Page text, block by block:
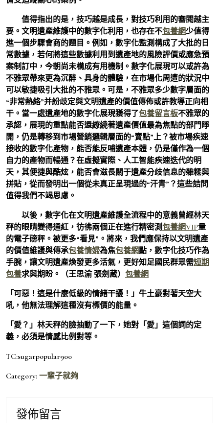
值得指出的是，技巧越是成長，對技巧利用的審閱越主
要。文明遺產維護中的數字化利用，也存在不包養網少值得
進一個步驟會商的題目。例如，數字化監測構成了大批的日
常數據，若何將這些數據利用到遺產地的風險評價或應急預
案制訂中，今朝尚未構成有用機制。數字化展現可以或許為
不雅眾帶來更為沉醉、具身的體驗，在市場化周遭的狀況中
可以敏捷吸引大批的不雅眾。可是，不雅眾多少數字層面的
“非常熱絡”并紛歧定與文明遺產的價值傳佈或許教導正向相
干。當一處遺產地的數字化展現獲得了包養留言板不雅眾的
承認，展現的重點能否還繚繞著遺產價值最為焦點的部門睜
開，仍是轉移到市場營銷邏輯層面的“賣點”上？被市場疾速
接收的數字化產物，能否能反哺遺產本體，仍是僅作為一個
自力的產物而暢通？在虛擬實際、人工智能疾速迭代的明
天，其便捷與酷炫，能否會滋長關于遺產分歧信息的雜糅與
拼貼，從而發明出一個從未真正呈現過的“汗青”？這些詰問
值得我們不竭思慮。
以後，數字化在文明遺產維護全流程中的意義曾經林天
秤的眼睛變得通紅，彷彿兩個正在進行精密測包養網VIP量
的電子磅秤。被更多“看見”。將來，我們應保持以文明遺產
的價值維護與傳承包養情婦為焦包養網點，數字化技巧作為
手腕，讓文明遺產煥發更多活氣，更好知足國民群眾需短期
包養求與期盼。 （王思渝 張劍葳） 包養網
「可惡！這是什麼低級的情緒干擾！」牛土豪對著天空大
吼，他無法理解這種沒有標價的能量。
「愛？」林天秤的臉抽動了一下，她對「愛」這個詞的定
義，必須是情感比例對等。
TC:sugarpopular900
Category: 一輩子就夠
發佈留言